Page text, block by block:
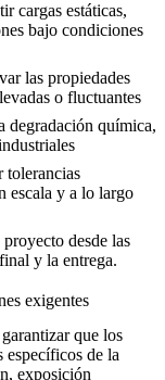
cargas estáticas,
bajo condiciones
las propiedades
o fluctuantes
degradación química,
tolerancias
escala y a lo largo
desde las
y la entrega.
exigentes
que los
específicos de la
exposición